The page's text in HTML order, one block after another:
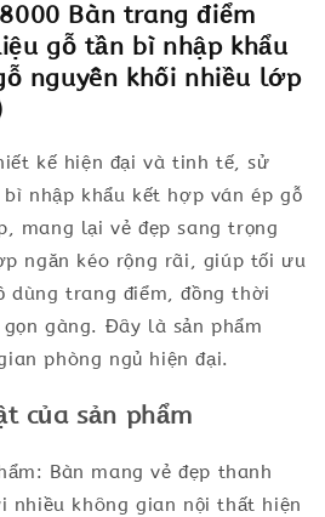
Bàn trang điểm
gỗ tần bì nhập khẩu
nguyên khối nhiều lớp
kế hiện đại và tinh tế, sử
nhập khẩu kết hợp ván ép gỗ
mang lại vẻ đẹp sang trọng
ngăn kéo rộng rãi, giúp tối ưu
dùng trang điểm, đồng thời
gàng. Đây là sản phẩm
phòng ngủ hiện đại.
của sản phẩm
Bàn mang vẻ đẹp thanh
nhiều không gian nội thất hiện